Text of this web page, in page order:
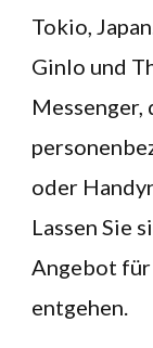
Tokio,
Ginlo und
Messenger,
oder
Lassen Sie
Angebot
entgehen.